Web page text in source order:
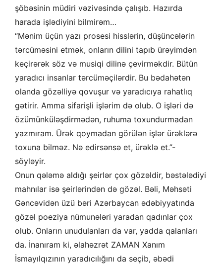
şöbəsinin müdiri vəzivəsində çalışıb. Hazırda
harada işlədiyini bilmirəm…
“Mənim üçün yazı prosesi hisslərin, düşüncələrin
tərcüməsini etmək, onların dilini tapıb ürəyimdən
keçirərək söz və musiqi dilinə çevirməkdir. Bütün
yaradıcı insanlar tərcüməçilərdir. Bu bədahətən
olanda gözəlliyə qovuşur və yaradıcıya rahatlıq
gətirir. Amma sifarişli işlərim də olub. O işləri də
özümünküləşdirmədən, ruhuma toxundurmadan
yazmıram. Ürək qoymadan görülən işlər ürəklərə
toxuna bilməz. Nə edirsənsə et, ürəklə et.”-
söyləyir.
Onun qələmə aldığı şeirlər çox gözəldir, bəstələdiyi
mahnılar isə şeirlərindən də gözəl. Bəli, Məhsəti
Gəncəvidən üzü bəri Azərbaycan ədəbiyyatında
gözəl poeziya nümunələri yaradan qadınlar çox
olub. Onların unudulanları da var, yadda qalanları
da. İnanıram ki, əlahəzrət ZAMAN Xanım
İsmayılqızının yaradıcılığını da seçib, əbədi